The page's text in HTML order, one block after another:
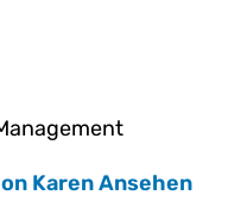
Karen Ansehen